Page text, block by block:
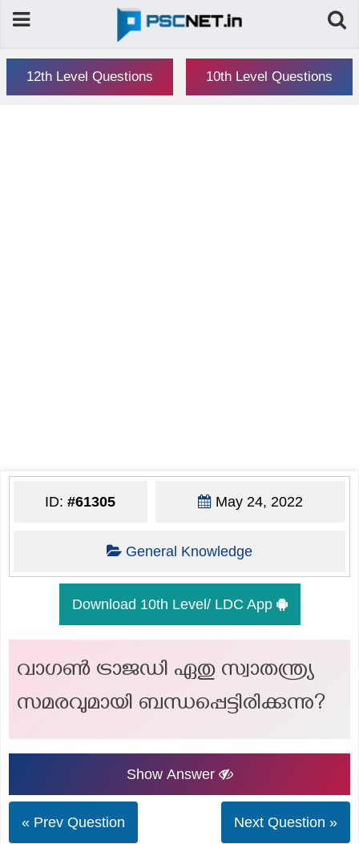
12th Level Questions 10th Level Questions
ID:#61305 May 24, 2022
General Knowledge
Download 10th Level/ LDC App
വാഗൺ ട്രാജഡി ഏതു സ്വാതന്ത്ര്യ
സമരവുമായി ബന്ധപ്പെട്ടിരിക്കുന്നു?
Show Answer
« Prev Question Next Question »